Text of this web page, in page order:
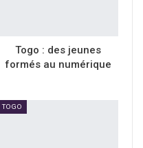
Togo : des jeunes
formés au numérique
TOGO